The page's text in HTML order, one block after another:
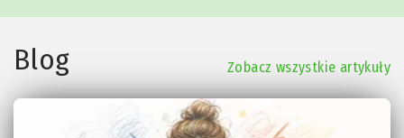
Blog Zobacz wszystkie artykuły